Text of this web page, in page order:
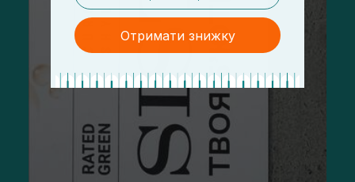
Отримати знижку